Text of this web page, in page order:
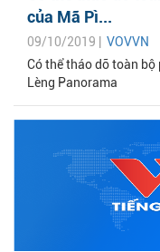
của Mã Pì...
09/10/2019 | VOVVN
Có thể tháo dỡ toàn bộ
Lèng Panorama